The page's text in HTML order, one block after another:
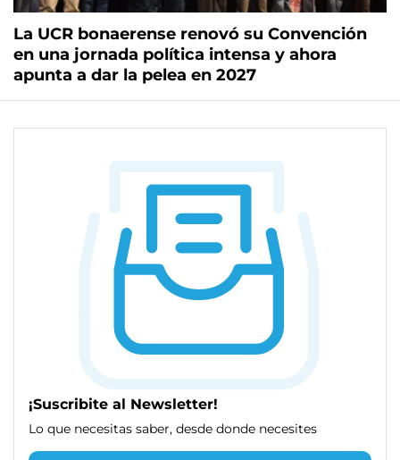
La UCR bonaerense renovó su Convención
en una jornada política intensa y ahora
apunta a dar la pelea en 2027
¡Suscribite al Newsletter!
Lo que necesitas saber, desde donde necesites